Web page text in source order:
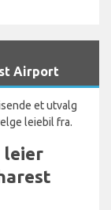
Airport
et utvalg
leiebil fra.
leier